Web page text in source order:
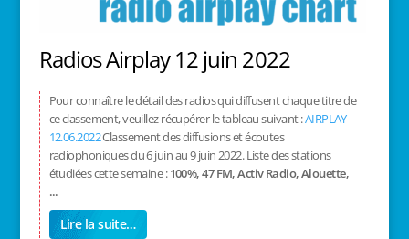
Radios Airplay 12 juin 2022
Pour connaître le détail des radios qui diffusent chaque titre de
ce classement, veuillez récupérer le tableau suivant :AIRPLAY-
12.06.2022Classement des diffusions et écoutes
radiophoniques du 6 juin au 9 juin 2022. Liste des stations
étudiées cette semaine :100%, 47 FM, Activ Radio, Alouette,
...
Lire la suite…